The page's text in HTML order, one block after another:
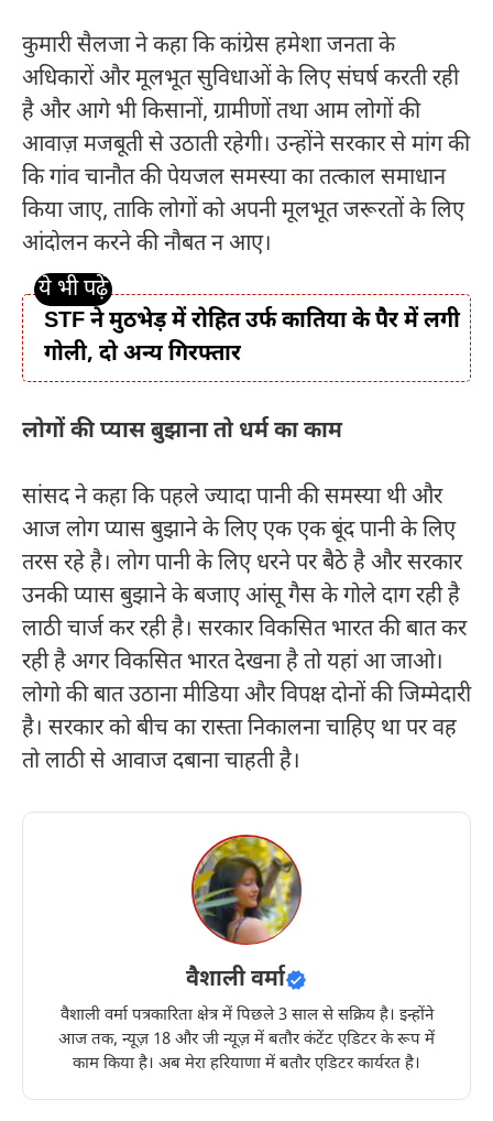
कुमारी सैलजा ने कहा कि कांग्रेस हमेशा जनता के
अधिकारों और मूलभूत सुविधाओं के लिए संघर्ष करती रही
है और आगे भी किसानों, ग्रामीणों तथा आम लोगों की
आवाज़ मजबूती से उठाती रहेगी। उन्होंने सरकार से मांग की
कि गांव चानौत की पेयजल समस्या का तत्काल समाधान
किया जाए, ताकि लोगों को अपनी मूलभूत जरूरतों के लिए
आंदोलन करने की नौबत न आए।
STF ने मुठभेड़ में रोहित उर्फ कातिया के पैर में लगी
गोली, दो अन्य गिरफ्तार
लोगों की प्यास बुझाना तो धर्म का काम
सांसद ने कहा कि पहले ज्यादा पानी की समस्या थी और
आज लोग प्यास बुझाने के लिए एक एक बूंद पानी के लिए
तरस रहे है। लोग पानी के लिए धरने पर बैठे है और सरकार
उनकी प्यास बुझाने के बजाए आंसू गैस के गोले दाग रही है
लाठी चार्ज कर रही है। सरकार विकसित भारत की बात कर
रही है अगर विकसित भारत देखना है तो यहां आ जाओ।
लोगो की बात उठाना मीडिया और विपक्ष दोनों की जिम्मेदारी
है। सरकार को बीच का रास्ता निकालना चाहिए था पर वह
तो लाठी से आवाज दबाना चाहती है।
वैशाली वर्मा
वैशाली वर्मा पत्रकारिता क्षेत्र में पिछले 3 साल से सक्रिय है। इन्होंने
आज तक, न्यूज़ 18 और जी न्यूज़ में बतौर कंटेंट एडिटर के रूप में
काम किया है। अब मेरा हरियाणा में बतौर एडिटर कार्यरत है।